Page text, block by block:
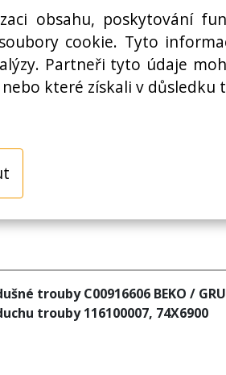
obsahu, poskytování
cookie. Tyto
Partneři tyto údaje
které získali v důsledku
trouby C00916606 BEKO /
trouby 116100007, 74X6900